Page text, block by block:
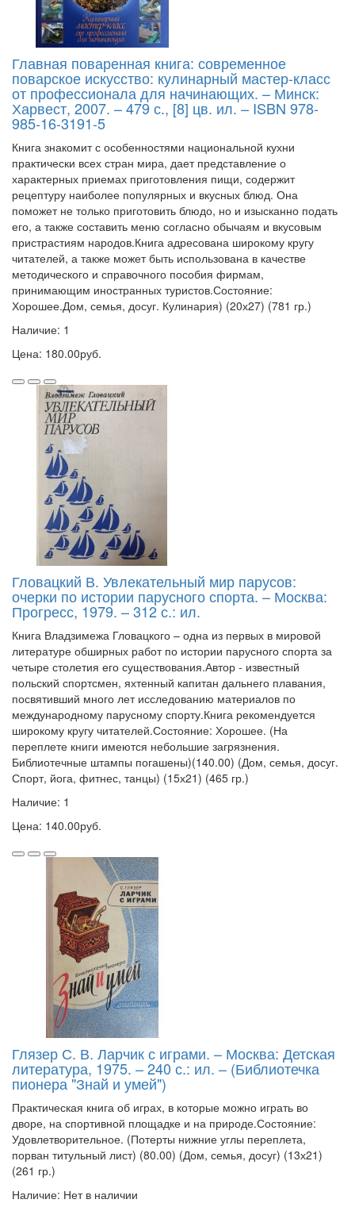
Главная поваренная книга: современное
поварское искусство: кулинарный мастер-класс
от профессионала для начинающих. – Минск:
Харвест, 2007. – 479 с., [8] цв. ил. – ISBN 978-
985-16-3191-5
Книга знакомит с особенностями национальной кухни
практически всех стран мира, дает представление о
характерных приемах приготовления пищи, содержит
рецептуру наиболее популярных и вкусных блюд. Она
поможет не только приготовить блюдо, но и изысканно подать
его, а также составить меню согласно обычаям и вкусовым
пристрастиям народов.Книга адресована широкому кругу
читателей, а также может быть использована в качестве
методического и справочного пособия фирмам,
принимающим иностранных туристов.Состояние:
Хорошее.Дом, семья, досуг. Кулинария) (20х27) (781 гр.)
Наличие: 1
Цена: 180.00руб.
Гловацкий В. Увлекательный мир парусов:
очерки по истории парусного спорта. – Москва:
Прогресс, 1979. – 312 с.: ил.
Книга Владзимежа Гловацкого – одна из первых в мировой
литературе обширных работ по истории парусного спорта за
четыре столетия его существования.Автор - известный
польский спортсмен, яхтенный капитан дальнего плавания,
посвятивший много лет исследованию материалов по
международному парусному спорту.Книга рекомендуется
широкому кругу читателей.Состояние: Хорошее. (На
переплете книги имеются небольшие загрязнения.
Библиотечные штампы погашены)(140.00) (Дом, семья, досуг.
Спорт, йога, фитнес, танцы) (15х21) (465 гр.)
Наличие: 1
Цена: 140.00руб.
Глязер С. В. Ларчик с играми. – Москва: Детская
литература, 1975. – 240 с.: ил. – (Библиотечка
пионера "Знай и умей")
Практическая книга об играх, в которые можно играть во
дворе, на спортивной площадке и на природе.Состояние:
Удовлетворительное. (Потерты нижние углы переплета,
порван титульный лист) (80.00) (Дом, семья, досуг) (13х21)
(261 гр.)
Наличие: Нет в наличии